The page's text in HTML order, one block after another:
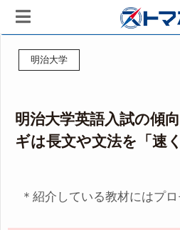
明治大学
明治大学英語入試の傾
ギは長文や文法を「速
＊紹介している教材にはプ